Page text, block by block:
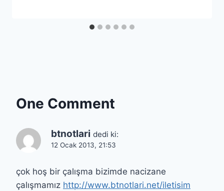
One Comment
btnotlari dedi ki:
12 Ocak 2013, 21:53
çok hoş bir çalışma bizimde nacizane
çalışmamız http://www.btnotlari.net/iletisim